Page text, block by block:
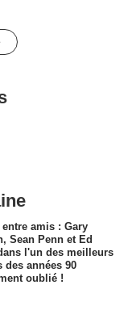
amis : Gary
Sean Penn et Ed
l'un des meilleurs
des années 90
oublié !